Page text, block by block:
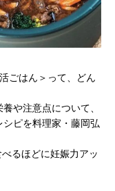
ごはん＞って、どん
や注意点について、
ピを料理家・藤岡弘
るほどに妊娠力アッ